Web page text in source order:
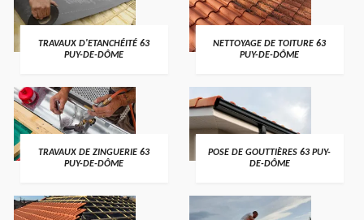
TRAVAUX D'ETANCHÉITÉ 63
PUY-DE-DÔME
NETTOYAGE DE TOITURE 63
PUY-DE-DÔME
TRAVAUX DE ZINGUERIE 63
PUY-DE-DÔME
POSE DE GOUTTIÈRES 63 PUY-
DE-DÔME